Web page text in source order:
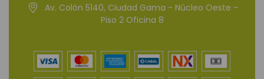
Av. Colón 5140, Ciudad Gama - Núcleo Oeste -
Piso 2 Oficina 8